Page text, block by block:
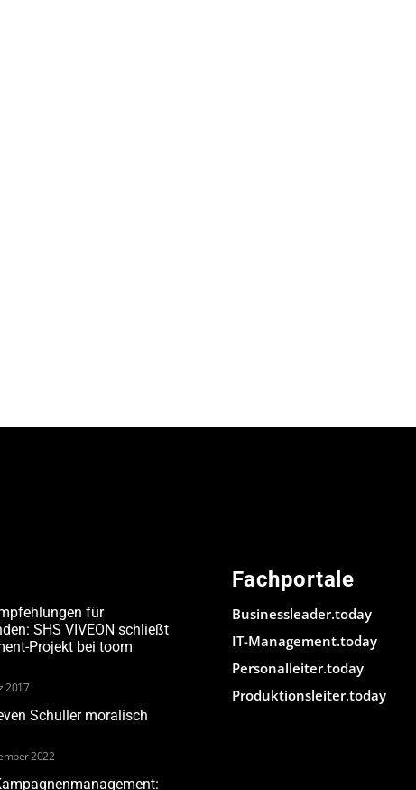
für
SHS VIVEON schließt
Projekt bei toom
2017
Schuller moralisch
2022
Fachportale
Businessleader.today
IT-Management.today
Personalleiter.today
Produktionsleiter.today